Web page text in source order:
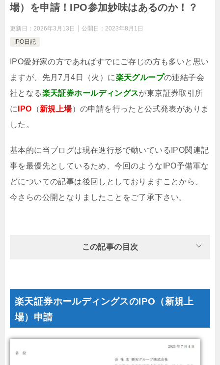
場）を申請！IPO参加妙味はあるのか！？
更新日： 2026年3月13日 公開日： 2023年8月1日
IPO日記
IPO愛好家の方であればすでにご存じの方も多いと思い
ますが、先月7月4日（火）に楽天グループの連結子会
社となる楽天証券ホールディングスが東京証券取引所
に IPO （新規上場）の申請を行ったと公式発表がありま
した。
基本的に当ブログは現在進行形で動いているIPO関連記
事を最優先としているため、今回のようなIPO予備軍な
どについての記事は後回しとしておりますことから、
今さらの公開となりましたことをご了承下さい。
この記事の目次
楽天証券ホールディングスのIPO（新規上
場）申請